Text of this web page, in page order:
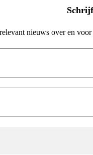
nieuws over en